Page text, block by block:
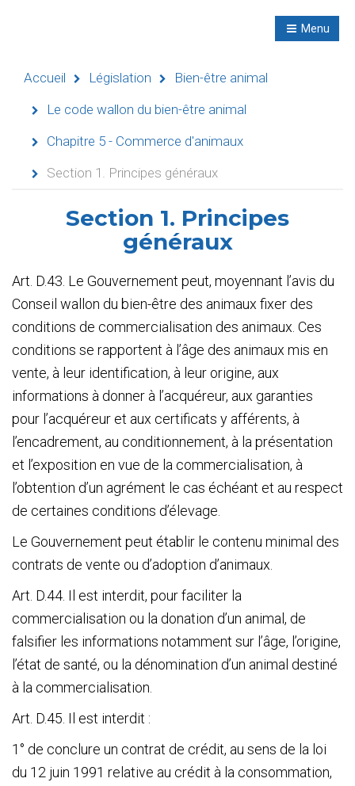
Menu
Navigation
Accueil
Évènements
Séminaires
Refuges
Pension
La
Bleue
Partenaires
Presse
La
Cantine
Accueil Législation
Bien-être animal
Le code wallon du bien-être animal
Chapitre 5 - Commerce d'animaux
Section 1. Principes généraux
Section 1. Principes
généraux
Art. D.43. Le Gouvernement peut, moyennant l’avis du
Conseil wallon du bien-être des animaux fixer des
conditions de commercialisation des animaux. Ces
conditions se rapportent à l’âge des animaux mis en
vente, à leur identification, à leur origine, aux
informations à donner à l’acquéreur, aux garanties
pour l’acquéreur et aux certificats y afférents, à
l’encadrement, au conditionnement, à la présentation
et l’exposition en vue de la commercialisation, à
l’obtention d’un agrément le cas échéant et au respect
de certaines conditions d’élevage.
Le Gouvernement peut établir le contenu minimal des
contrats de vente ou d’adoption d’animaux.
Art. D.44. Il est interdit, pour faciliter la
commercialisation ou la donation d’un animal, de
falsifier les informations notamment sur l’âge, l’origine,
l’état de santé, ou la dénomination d’un animal destiné
à la commercialisation.
Art. D.45. Il est interdit :
1° de conclure un contrat de crédit, au sens de la loi
du 12 juin 1991 relative au crédit à la consommation,